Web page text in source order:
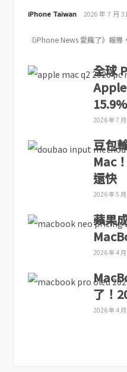
iPhone Taiwan 2026 年 7 月
《iPhone News 愛瘋了》報
全球
15.9%
2026 年 7
豆包
Mac
還快
2026 年 5
蘋果
2026 年 4
了！
2026 年 4